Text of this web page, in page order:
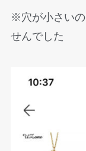
※穴が小さいの
せんでした